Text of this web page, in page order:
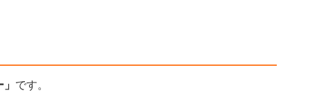
です。